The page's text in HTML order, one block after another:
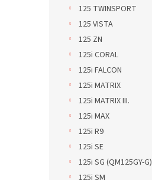
125 TWINSPORT
125 VISTA
125 ZN
125i CORAL
125i FALCON
125i MATRIX
125i MATRIX III.
125i MAX
125i R9
125i SE
125i SG (QM125GY-G)
125i SM